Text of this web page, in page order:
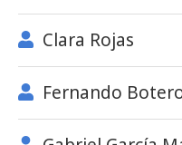
Clara Rojas
Fernando